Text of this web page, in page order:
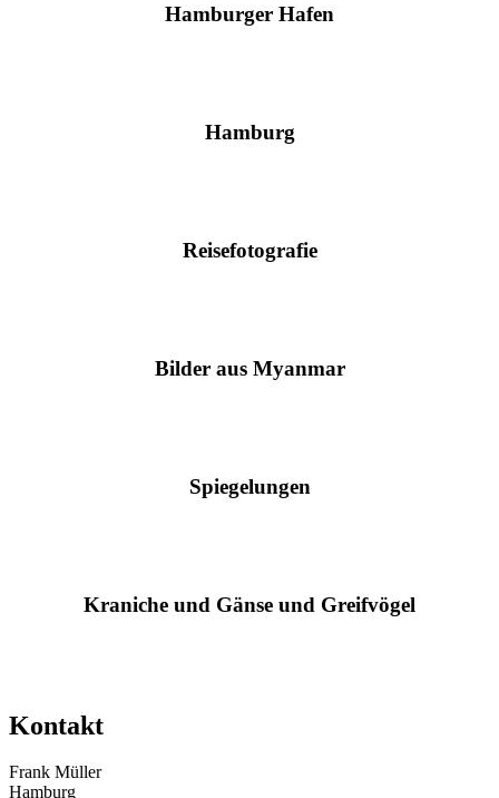
Hamburger Hafen
Hamburg
Reisefotografie
Bilder aus Myanmar
Spiegelungen
Kraniche und Gänse und Greifvögel
Kontakt
Frank Müller
Hamburg